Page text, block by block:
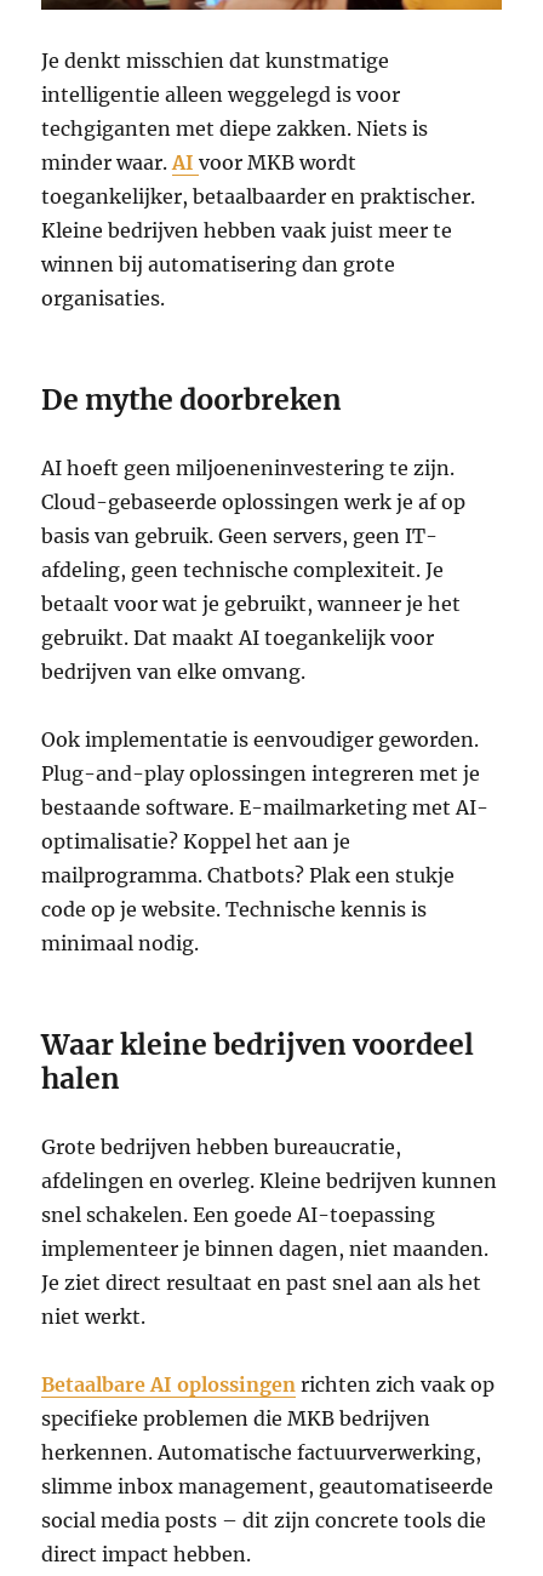
Je denkt misschien dat kunstmatige
intelligentie alleen weggelegd is voor
techgiganten met diepe zakken. Niets is
minder waar.AIvoor MKB wordt
toegankelijker, betaalbaarder en praktischer.
Kleine bedrijven hebben vaak juist meer te
winnen bij automatisering dan grote
organisaties.
De mythe doorbreken
AI hoeft geen miljoeneninvestering te zijn.
Cloud-gebaseerde oplossingen werk je af op
basis van gebruik. Geen servers, geen IT-
afdeling, geen technische complexiteit. Je
betaalt voor wat je gebruikt, wanneer je het
gebruikt. Dat maakt AI toegankelijk voor
bedrijven van elke omvang.
Ook implementatie is eenvoudiger geworden.
Plug-and-play oplossingen integreren met je
bestaande software. E-mailmarketing met AI-
optimalisatie? Koppel het aan je
mailprogramma. Chatbots? Plak een stukje
code op je website. Technische kennis is
minimaal nodig.
Waar kleine bedrijven voordeel
halen
Grote bedrijven hebben bureaucratie,
afdelingen en overleg. Kleine bedrijven kunnen
snel schakelen. Een goede AI-toepassing
implementeer je binnen dagen, niet maanden.
Je ziet direct resultaat en past snel aan als het
niet werkt.
Betaalbare AI oplossingen richten zich vaak op
specifieke problemen die MKB bedrijven
herkennen. Automatische factuurverwerking,
slimme inbox management, geautomatiseerde
social media posts – dit zijn concrete tools die
direct impact hebben.